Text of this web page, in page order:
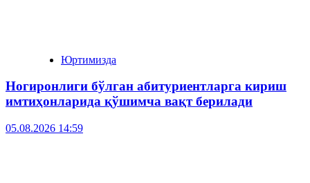
Юртимизда
Ногиронлиги бўлган абитуриентларга кириш
имтиҳонларида қўшимча вақт берилади
05.08.2026 14:59